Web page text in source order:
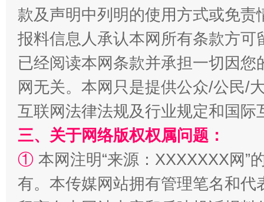
解纷+调解+退费，一次搞定
款及声明中列明的使用方式或免责
报料信息人承认本网所有条款方
已经阅读本网条款并承担一切因
网无关。本网只是提供公众/公民/
互联网法律法规及行业规定和国
三、关于网络版权权属问题：
① 本网注明“来源：XXXXXXX网”
有。本传媒网站拥有管理笔名和